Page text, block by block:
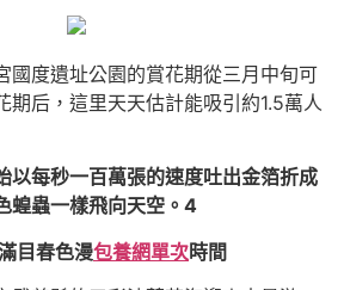
國度遺址公園的賞花期從三月中旬可
期后，這里天天估計能吸引約1.5萬人
以每秒一百萬張的速度吐出金箔折成
蝗蟲一樣飛向天空。4
目春色漫包養網單次時間